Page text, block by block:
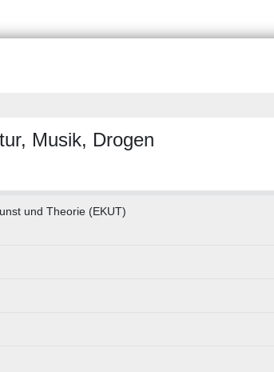
Musik, Drogen
und Theorie (EKUT)